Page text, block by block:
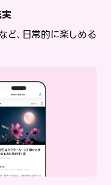
ど、日常的に楽しめる